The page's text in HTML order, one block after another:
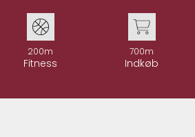
200m
Fitness
700m
Indkøb